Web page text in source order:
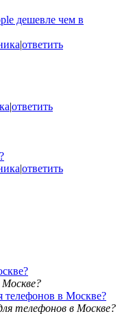
дешевле чем в
|ответить
|ответить
|ответить
телефонов в Москве?